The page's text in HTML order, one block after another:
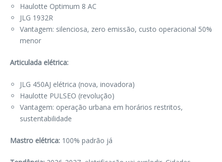
Haulotte Optimum 8 AC
JLG 1932R
Vantagem: silenciosa, zero emissão, custo operacional 50%
menor
Articulada elétrica:
JLG 450AJ elétrica (nova, inovadora)
Haulotte PULSEO (revolução)
Vantagem: operação urbana em horários restritos,
sustentabilidade
Mastro elétrica: 100% padrão já